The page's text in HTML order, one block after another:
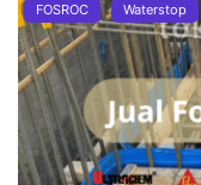
FOSROC Waterstop